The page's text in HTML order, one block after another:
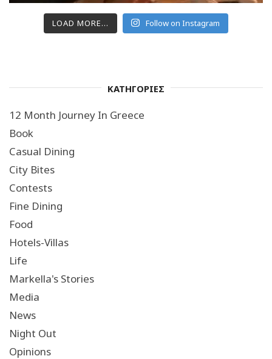
LOAD MORE... Follow on Instagram
ΚΑΤΗΓΟΡΙΕΣ
12 Month Journey In Greece
Book
Casual Dining
City Bites
Contests
Fine Dining
Food
Hotels-Villas
Life
Markella's Stories
Media
News
Night Out
Opinions